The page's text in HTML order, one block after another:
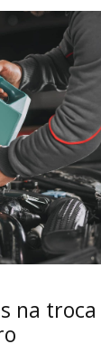
na troca